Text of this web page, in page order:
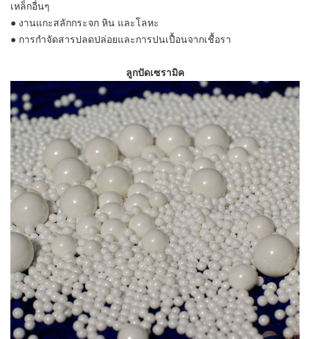
เหล็กอื่นๆ
● งานแกะสลักกระจก หิน และโลหะ
● การกำจัดสารปลดปล่อยและการปนเปื้อนจากเชื้อรา
ลูกปัดเซรามิค